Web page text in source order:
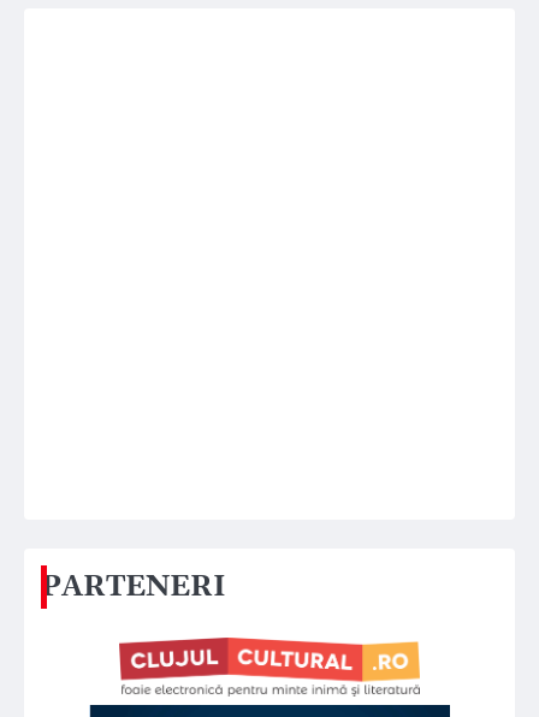
PARTENERI